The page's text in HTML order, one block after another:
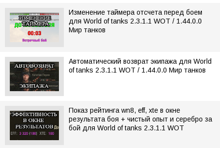
Изменение таймера отсчета перед боем
для World of tanks 2.3.1.1 WOT / 1.44.0.0
Мир танков
Автоматический возврат экипажа для World
of tanks 2.3.1.1 WOT / 1.44.0.0 Мир танков
Показ рейтинга wn8, eff, xte в окне
результата боя + чистый опыт и серебро за
бой для World of tanks 2.3.1.1 WOT